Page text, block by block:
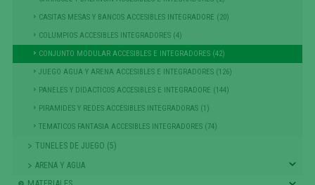
CASITAS MESAS Y BANCOS ACCESIBLES INTEGRADORE (20)
COLUMPIOS ACCESIBLES INTEGRADORES (4)
CONJUNTO MODULAR ACCESIBLES E INTEGRADORES (42)
JUEGO AGUA Y ARENA ACCESIBLES E INTEGRADORES (126)
PANELES Y DIDACTICOS ACCESIBLES E INTEGRADORE (144)
PIRAMIDES Y REDES ACCESIBLES INTEGRADORAS (1)
TEMATICOS FANTASIA ACCESIBLES INTEGRADORES (74)
TUNELES DE JUEGO (5)
ARENA Y AGUA